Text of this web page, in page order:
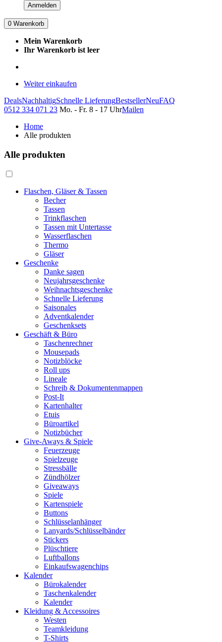
Anmelden
0 Warenkorb
Mein Warenkorb
Ihr Warenkorb ist leer
Weiter einkaufen
DealsNachhaltigSchnelle LieferungBestsellerNeuFAQ
0512 334 071 23 Mo. - Fr. 8 - 17 UhrMailen
Home
Alle produkten
Alle produkten
Flaschen, Gläser & Tassen
Becher
Tassen
Trinkflaschen
Tassen mit Untertasse
Wasserflaschen
Thermo
Gläser
Geschenke
Danke sagen
Neujahrsgeschenke
Weihnachtsgeschenke
Schnelle Lieferung
Saisonales
Adventkalender
Geschenksets
Geschäft & Büro
Taschenrechner
Mousepads
Notizblöcke
Roll ups
Lineale
Schreib & Dokumentenmappen
Post-It
Kartenhalter
Etuis
Büroartikel
Notizbücher
Give-Aways & Spiele
Feuerzeuge
Spielzeuge
Stressbälle
Zündhölzer
Giveaways
Spiele
Kartenspiele
Buttons
Schlüsselanhänger
Lanyards/Schlüsselbänder
Stickers
Plüschtiere
Luftballons
Einkaufswagenchips
Kalender
Bürokalender
Taschenkalender
Kalender
Kleidung & Accessoires
Westen
Teamkleidung
T-Shirts